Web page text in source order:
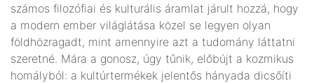
számos filozófiai és kulturális áramlat járult hozzá, hogy
a modern ember világlátása közel se legyen olyan
földhözragadt, mint amennyire azt a tudomány láttatni
szeretné. Mára a gonosz, úgy tűnik, előbújt a kozmikus
homályból: a kultúrtermékek jelentős hányada dicsőíti